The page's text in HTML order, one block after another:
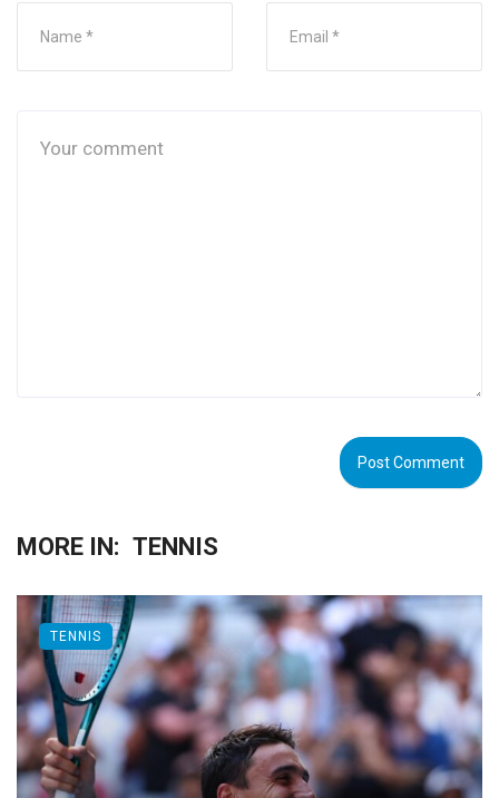
MORE IN: TENNIS
TENNIS